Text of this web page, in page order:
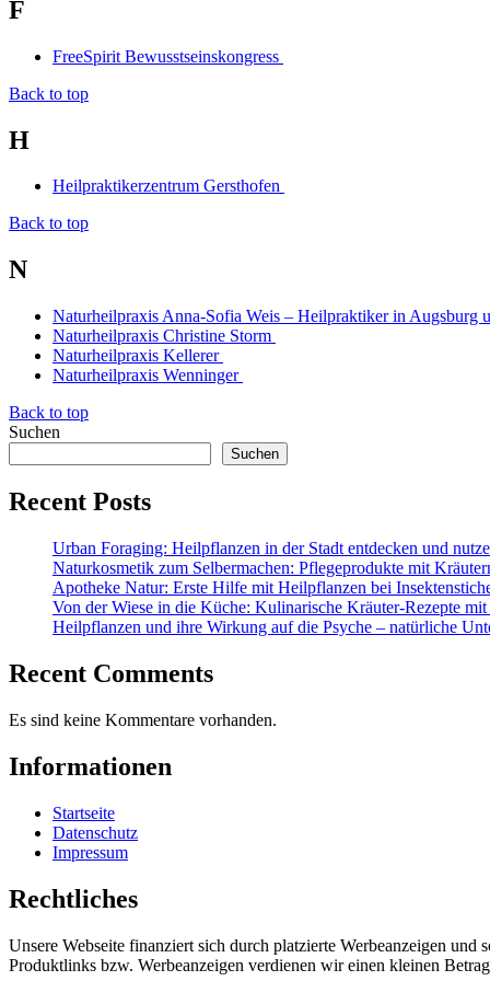
F
FreeSpirit Bewusstseinskongress
Back to top
H
Heilpraktikerzentrum Gersthofen
Back to top
N
Naturheilpraxis Anna-Sofia Weis – Heilpraktiker in Augsburg
Naturheilpraxis Christine Storm
Naturheilpraxis Kellerer
Naturheilpraxis Wenninger
Back to top
Suchen
Suchen
Recent Posts
Urban Foraging: Heilpflanzen in der Stadt entdecken und
Naturkosmetik zum Selbermachen: Pflegeprodukte mit
Apotheke Natur: Erste Hilfe mit Heilpflanzen bei
Von der Wiese in die Küche: Kulinarische Kräuter-Rezepte
Heilpflanzen und ihre Wirkung auf die Psyche – natürliche
Recent Comments
Es sind keine Kommentare vorhanden.
Informationen
Startseite
Datenschutz
Impressum
Rechtliches
Unsere Webseite finanziert sich durch platzierte Werbeanzeigen
Produktlinks bzw. Werbeanzeigen verdienen wir einen kleinen